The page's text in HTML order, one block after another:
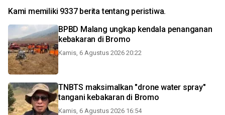
Kami memiliki 9337 berita tentang peristiwa.
BPBD Malang ungkap kendala penanganan
kebakaran di Bromo
Kamis, 6 Agustus 2026 20:22
TNBTS maksimalkan "drone water spray"
tangani kebakaran di Bromo
Kamis, 6 Agustus 2026 16:54